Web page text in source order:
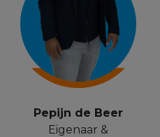
Pepijn de Beer
Eigenaar &